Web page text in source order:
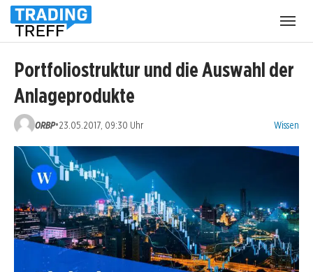
Portfoliostruktur und die Auswahl der
Anlageprodukte
ORBP•23.05.2017, 09:30 Uhr Wissen